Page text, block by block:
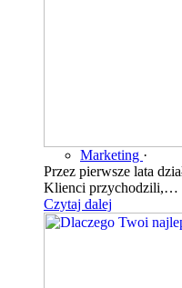
Marketing ·
Przez pierwsze lata
Klienci przychodzili,…
Czytaj dalej